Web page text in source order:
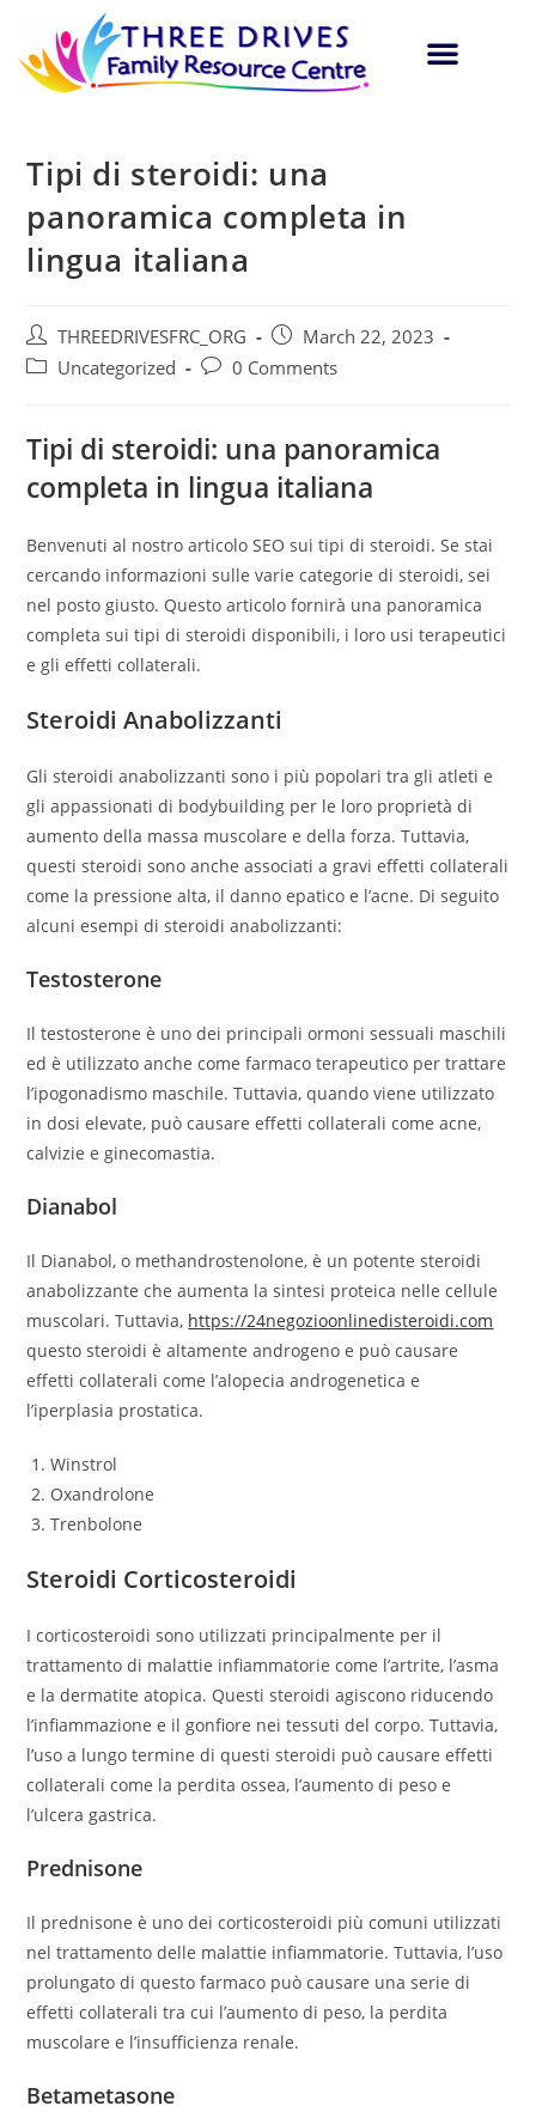
Tipi di steroidi: una
panoramica completa in
lingua italiana
THREEDRIVESFRC_ORG
March 22, 2023
Uncategorized
0 Comments
Tipi di steroidi: una panoramica
completa in lingua italiana
Benvenuti al nostro articolo SEO sui tipi di steroidi. Se stai
cercando informazioni sulle varie categorie di steroidi, sei
nel posto giusto. Questo articolo fornirà una panoramica
completa sui tipi di steroidi disponibili, i loro usi terapeutici
e gli effetti collaterali.
Steroidi Anabolizzanti
Gli steroidi anabolizzanti sono i più popolari tra gli atleti e
gli appassionati di bodybuilding per le loro proprietà di
aumento della massa muscolare e della forza. Tuttavia,
questi steroidi sono anche associati a gravi effetti collaterali
come la pressione alta, il danno epatico e l’acne. Di seguito
alcuni esempi di steroidi anabolizzanti:
Testosterone
Il testosterone è uno dei principali ormoni sessuali maschili
ed è utilizzato anche come farmaco terapeutico per trattare
l’ipogonadismo maschile. Tuttavia, quando viene utilizzato
in dosi elevate, può causare effetti collaterali come acne,
calvizie e ginecomastia.
Dianabol
Il Dianabol, o methandrostenolone, è un potente steroidi
anabolizzante che aumenta la sintesi proteica nelle cellule
muscolari. Tuttavia, https://24negozioonlinedisteroidi.com
questo steroidi è altamente androgeno e può causare
effetti collaterali come l’alopecia androgenetica e
l’iperplasia prostatica.
Winstrol
Oxandrolone
Trenbolone
Steroidi Corticosteroidi
I corticosteroidi sono utilizzati principalmente per il
trattamento di malattie infiammatorie come l’artrite, l’asma
e la dermatite atopica. Questi steroidi agiscono riducendo
l’infiammazione e il gonfiore nei tessuti del corpo. Tuttavia,
l’uso a lungo termine di questi steroidi può causare effetti
collaterali come la perdita ossea, l’aumento di peso e
l’ulcera gastrica.
Prednisone
Il prednisone è uno dei corticosteroidi più comuni utilizzati
nel trattamento delle malattie infiammatorie. Tuttavia, l’uso
prolungato di questo farmaco può causare una serie di
effetti collaterali tra cui l’aumento di peso, la perdita
muscolare e l’insufficienza renale.
Betametasone